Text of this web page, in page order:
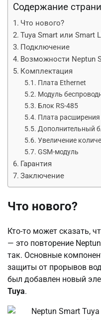
Содержание
Что нового?
Tuya Smart или Smart
Подключение
Возможности Neptun
Комплектация
Плата Ethernet
Модуль
Блок RS-485
Плата расширения
Дополнительный
Увеличение
GSM-модуль
Гарантия
Заключение
Что нового?
Кто-то может сказать,
— это повторение
так. Основные
защиты от прорывов
был добавлен новый
Tuya.